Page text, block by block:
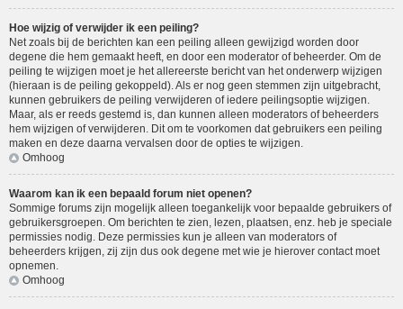
Hoe wijzig of verwijder ik een peiling?
Net zoals bij de berichten kan een peiling alleen gewijzigd worden door
degene die hem gemaakt heeft, en door een moderator of beheerder. Om de
peiling te wijzigen moet je het allereerste bericht van het onderwerp wijzigen
(hieraan is de peiling gekoppeld). Als er nog geen stemmen zijn uitgebracht,
kunnen gebruikers de peiling verwijderen of iedere peilingsoptie wijzigen.
Maar, als er reeds gestemd is, dan kunnen alleen moderators of beheerders
hem wijzigen of verwijderen. Dit om te voorkomen dat gebruikers een peiling
maken en deze daarna vervalsen door de opties te wijzigen.
Omhoog
Waarom kan ik een bepaald forum niet openen?
Sommige forums zijn mogelijk alleen toegankelijk voor bepaalde gebruikers of
gebruikersgroepen. Om berichten te zien, lezen, plaatsen, enz. heb je speciale
permissies nodig. Deze permissies kun je alleen van moderators of
beheerders krijgen, zij zijn dus ook degene met wie je hierover contact moet
opnemen.
Omhoog